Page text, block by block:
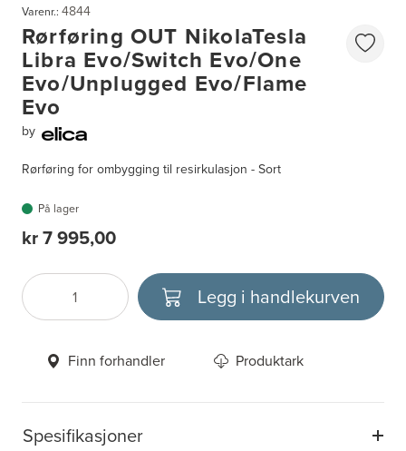
Spesifikasjoner
Varenr.: 4844
Rørføring OUT NikolaTesla
Libra Evo/Switch Evo/One
Evo/Unplugged Evo/Flame
Evo
by
Rørføring for ombygging til resirkulasjon - Sort
På lager
kr 7 995,00
Antall
Velg enhet Legg i handlekurven
Finn forhandler Produktark